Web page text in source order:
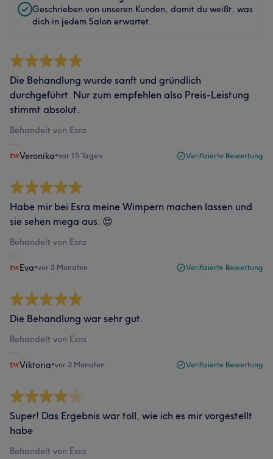
Geschrieben von unseren Kunden, damit du weißt, was
dich in jedem Salon erwartet.
Die Behandlung wurde sanft und gründlich
durchgeführt. Nur zum empfehlen also Preis-Leistung
stimmt absolut.
Behandelt von Esra
Veronika•vor 15 Tagen Verifizierte Bewertung
Habe mir bei Esra meine Wimpern machen lassen und
sie sehen mega aus. 😍
Behandelt von Esra
Eva•vor 3 Monaten Verifizierte Bewertung
Die Behandlung war sehr gut.
Behandelt von Esra
Viktoria•vor 3 Monaten Verifizierte Bewertung
Super! Das Ergebnis war toll, wie ich es mir vorgestellt
habe
Behandelt von Esra